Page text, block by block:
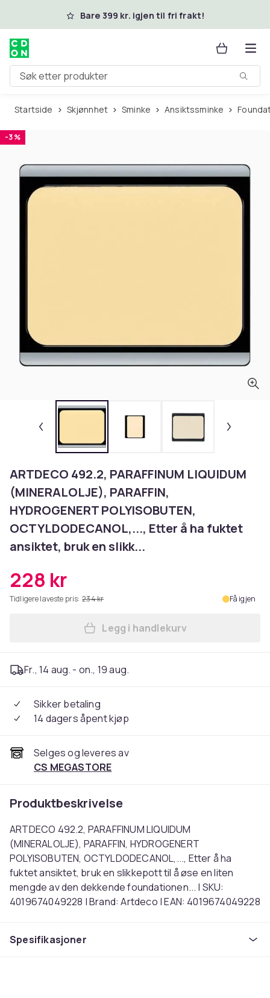
Hopp til hovedinnholdBare 399 kr. igjen til fri frakt!
Søk etter produkter
Startside Skjønnhet Sminke Ansiktssminke
-3 %
ARTDECO 492.2, PARAFFINUM LIQUIDUM
(MINERALOLJE), PARAFFIN,
HYDROGENERT POLYISOBUTEN,
OCTYLDODECANOL,..., Etter å ha fuktet
ansiktet, bruk en slikk...
228 kr
Tidligere laveste pris: 234 kr Få igjen
Legg ARTDECO 492.2,
Legg i handlekurv
Fr., 14 aug. - on., 19 aug.
Sikker betaling
14 dagers åpent kjøp
Selges og leveres av
CS MEGASTORE
Produktbeskrivelse
ARTDECO 492.2, PARAFFINUM LIQUIDUM
(MINERALOLJE), PARAFFIN, HYDROGENERT
POLYISOBUTEN, OCTYLDODECANOL,..., Etter å ha
fuktet ansiktet, bruk en slikkepott til å øse en liten
mengde av den dekkende foundationen... | SKU:
4019674049228 | Brand: Artdeco | EAN: 4019674049228
4003f8ec-5ee7-45af-90e6-4dda5b6919d3
Spesifikasjoner